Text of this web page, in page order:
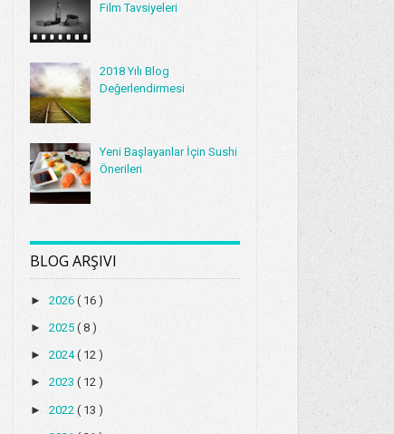
Film Tavsiyeleri
2018 Yılı Blog
Değerlendirmesi
Yeni Başlayanlar İçin Sushi
Önerileri
BLOG ARŞIVI
►2026( 16 )
►2025( 8 )
►2024( 12 )
►2023( 12 )
►2022( 13 )